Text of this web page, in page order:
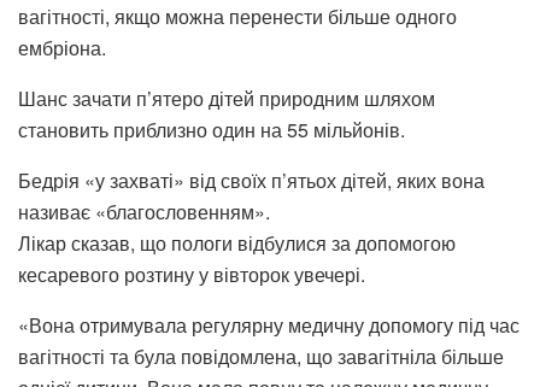
вагітності, якщо можна перенести більше одного
ембріона.
Шанс зачати п’ятеро дітей природним шляхом
становить приблизно один на 55 мільйонів.
Бедрія «у захваті» від своїх п’ятьох дітей, яких вона
називає «благословенням».
Лікар сказав, що пологи відбулися за допомогою
кесаревого розтину у вівторок увечері.
«Вона отримувала регулярну медичну допомогу під час
вагітності та була повідомлена, що завагітніла більше